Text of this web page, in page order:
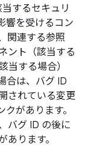
するセキュリ
響を受けるコン
関連する参照
ント（該当する
当する場合）
合は、バグ ID
されている変更
があります。
バグ ID の後に
ります。